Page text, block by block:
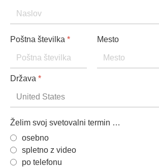
Poštna številka * Mesto
Država *
Želim svoj svetovalni termin …
osebno
spletno z video
po telefonu